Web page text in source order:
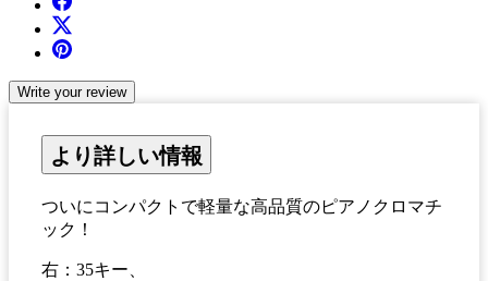
Write your review
より詳しい情報
ついにコンパクトで軽量な高品質のピアノクロマチ
ック！
右：35キー、